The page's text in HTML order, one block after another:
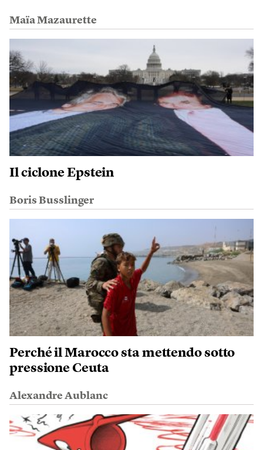
Maïa Mazaurette
Il ciclone Epstein
Boris Busslinger
Perché il Marocco sta mettendo sotto
pressione Ceuta
Alexandre Aublanc